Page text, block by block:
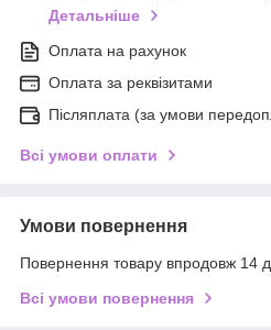
Детальніше
Оплата на рахунок
Оплата за реквізитами
Післяплата (за умови
Всі умови оплати
Умови повернення
Повернення товару впродовж 14
Всі умови повернення